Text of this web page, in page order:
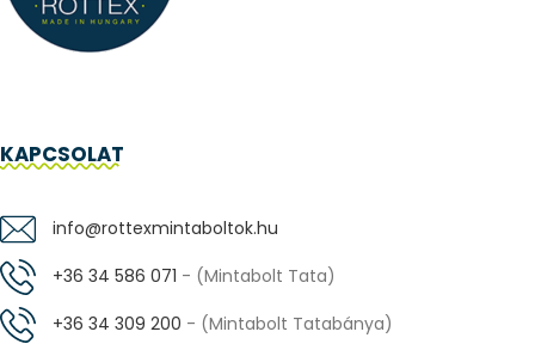
KAPCSOLAT
info@rottexmintaboltok.hu
+36 34 586 071 - (Mintabolt Tata)
+36 34 309 200 - (Mintabolt Tatabánya)